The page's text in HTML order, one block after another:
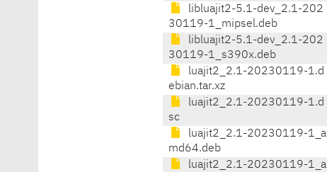
libluajit2-5.1-dev_2.1-202
30119-1_mipsel.deb
libluajit2-5.1-dev_2.1-202
30119-1_s390x.deb
luajit2_2.1-20230119-1.d
ebian.tar.xz
luajit2_2.1-20230119-1.d
sc
luajit2_2.1-20230119-1_a
md64.deb
luajit2_2.1-20230119-1_a